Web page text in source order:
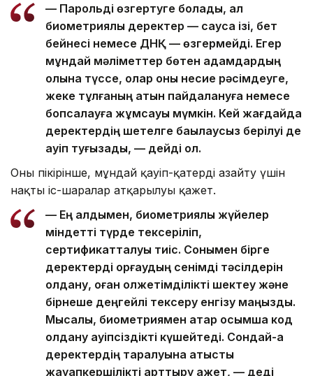
— Парольді өзгертуге болады, ал
биометриялық деректер — саусақ ізі, бет
бейнесі немесе ДНҚ — өзгермейді. Егер
мұндай мәліметтер бөтен адамдардың
қолына түссе, олар оны несие рәсімдеуге,
жеке тұлғаның атын пайдалануға немесе
бопсалауға жұмсауы мүмкін. Кей жағдайда
деректердің шетелге бақылаусыз берілуі де
қауіп туғызады, — дейді ол.
Оның пікірінше, мұндай қауіп-қатерді азайту үшін
нақты іс-шаралар атқарылуы қажет.
— Ең алдымен, биометриялық жүйелер
міндетті түрде тексеріліп,
сертификатталуы тиіс. Сонымен бірге
деректерді қорғаудың сенімді тәсілдерін
қолдану, оған қолжетімділікті шектеу және
бірнеше деңгейлі тексеру енгізу маңызды.
Мысалы, биометриямен қатар қосымша код
қолдану қауіпсіздікті күшейтеді. Сондай-ақ
деректердің таралуына қатысты
жауапкершілікті арттыру қажет, — деді